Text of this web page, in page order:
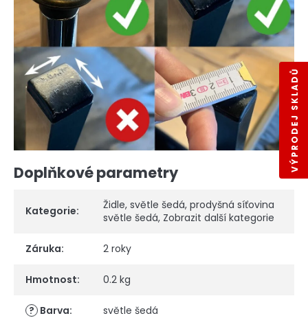
Doplňkové parametry
Kategorie: Židle, světle šedá, prodyšná síťovina
světle šedá, Zobrazit další kategorie
Záruka: 2 roky
Hmotnost: 0.2 kg
? Barva: světle šedá
VÝPRODEJ SKLADŮ